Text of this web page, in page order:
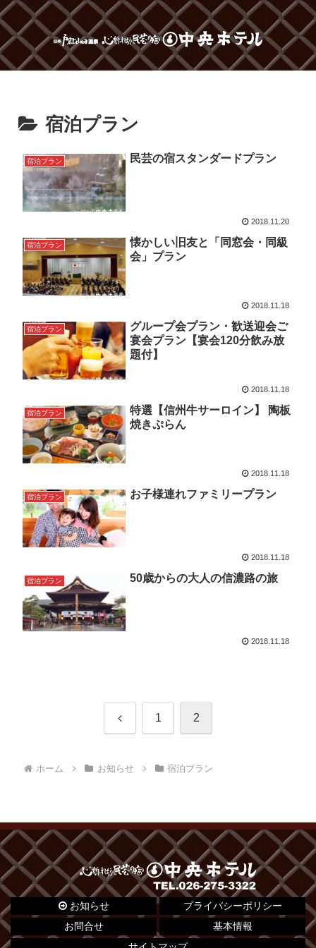
宿泊プラン
宿泊プラン 民芸の宿スタンダードプラン
2018.11.20
宿泊プラン
懐かしい旧友と「同窓会・同級
会」プラン
2018.11.18
宿泊プラン
グループ会プラン・歓送迎会ご
宴会プラン【宴会120分飲み放
題付】
2018.11.18
宿泊プラン
特選【信州牛サーロイン】 陶板
焼きぷらん
2018.11.18
宿泊プラン お子様連れファミリープラン
2018.11.18
宿泊プラン 50歳からの大人の信濃路の旅
2018.11.18
前 1 2
ホーム お知らせ 宿泊プラン
お知らせ
プライバシーポリシー
お問合せ
基本情報